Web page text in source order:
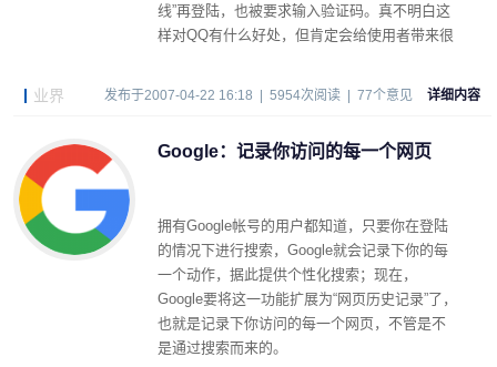
线”再登陆，也被要求输入验证码。真不明白这
样对QQ有什么好处，但肯定会给使用者带来很
业界 发布于2007-04-22 16:18 | 5954次阅读 | 77个意见 详细内容
Google：记录你访问的每一个网页
拥有Google帐号的用户都知道，只要你在登陆
的情况下进行搜索，Google就会记录下你的每
一个动作，据此提供个性化搜索；现在，
Google要将这一功能扩展为“网页历史记录”了，
也就是记录下你访问的每一个网页，不管是不
是通过搜索而来的。